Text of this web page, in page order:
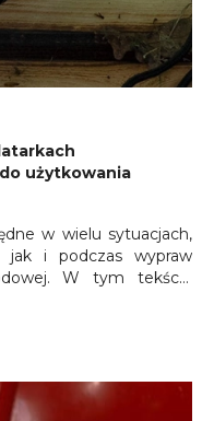
użytkowania
w wielu sytuacjach,
jak i podczas wypraw
W tym tekście